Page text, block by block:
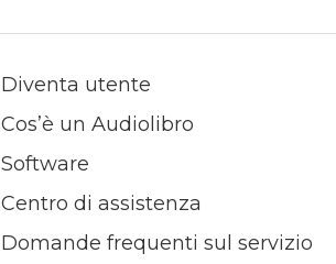
Diventa utente
Cos’è un Audiolibro
Software
Centro di assistenza
Domande frequenti sul servizio